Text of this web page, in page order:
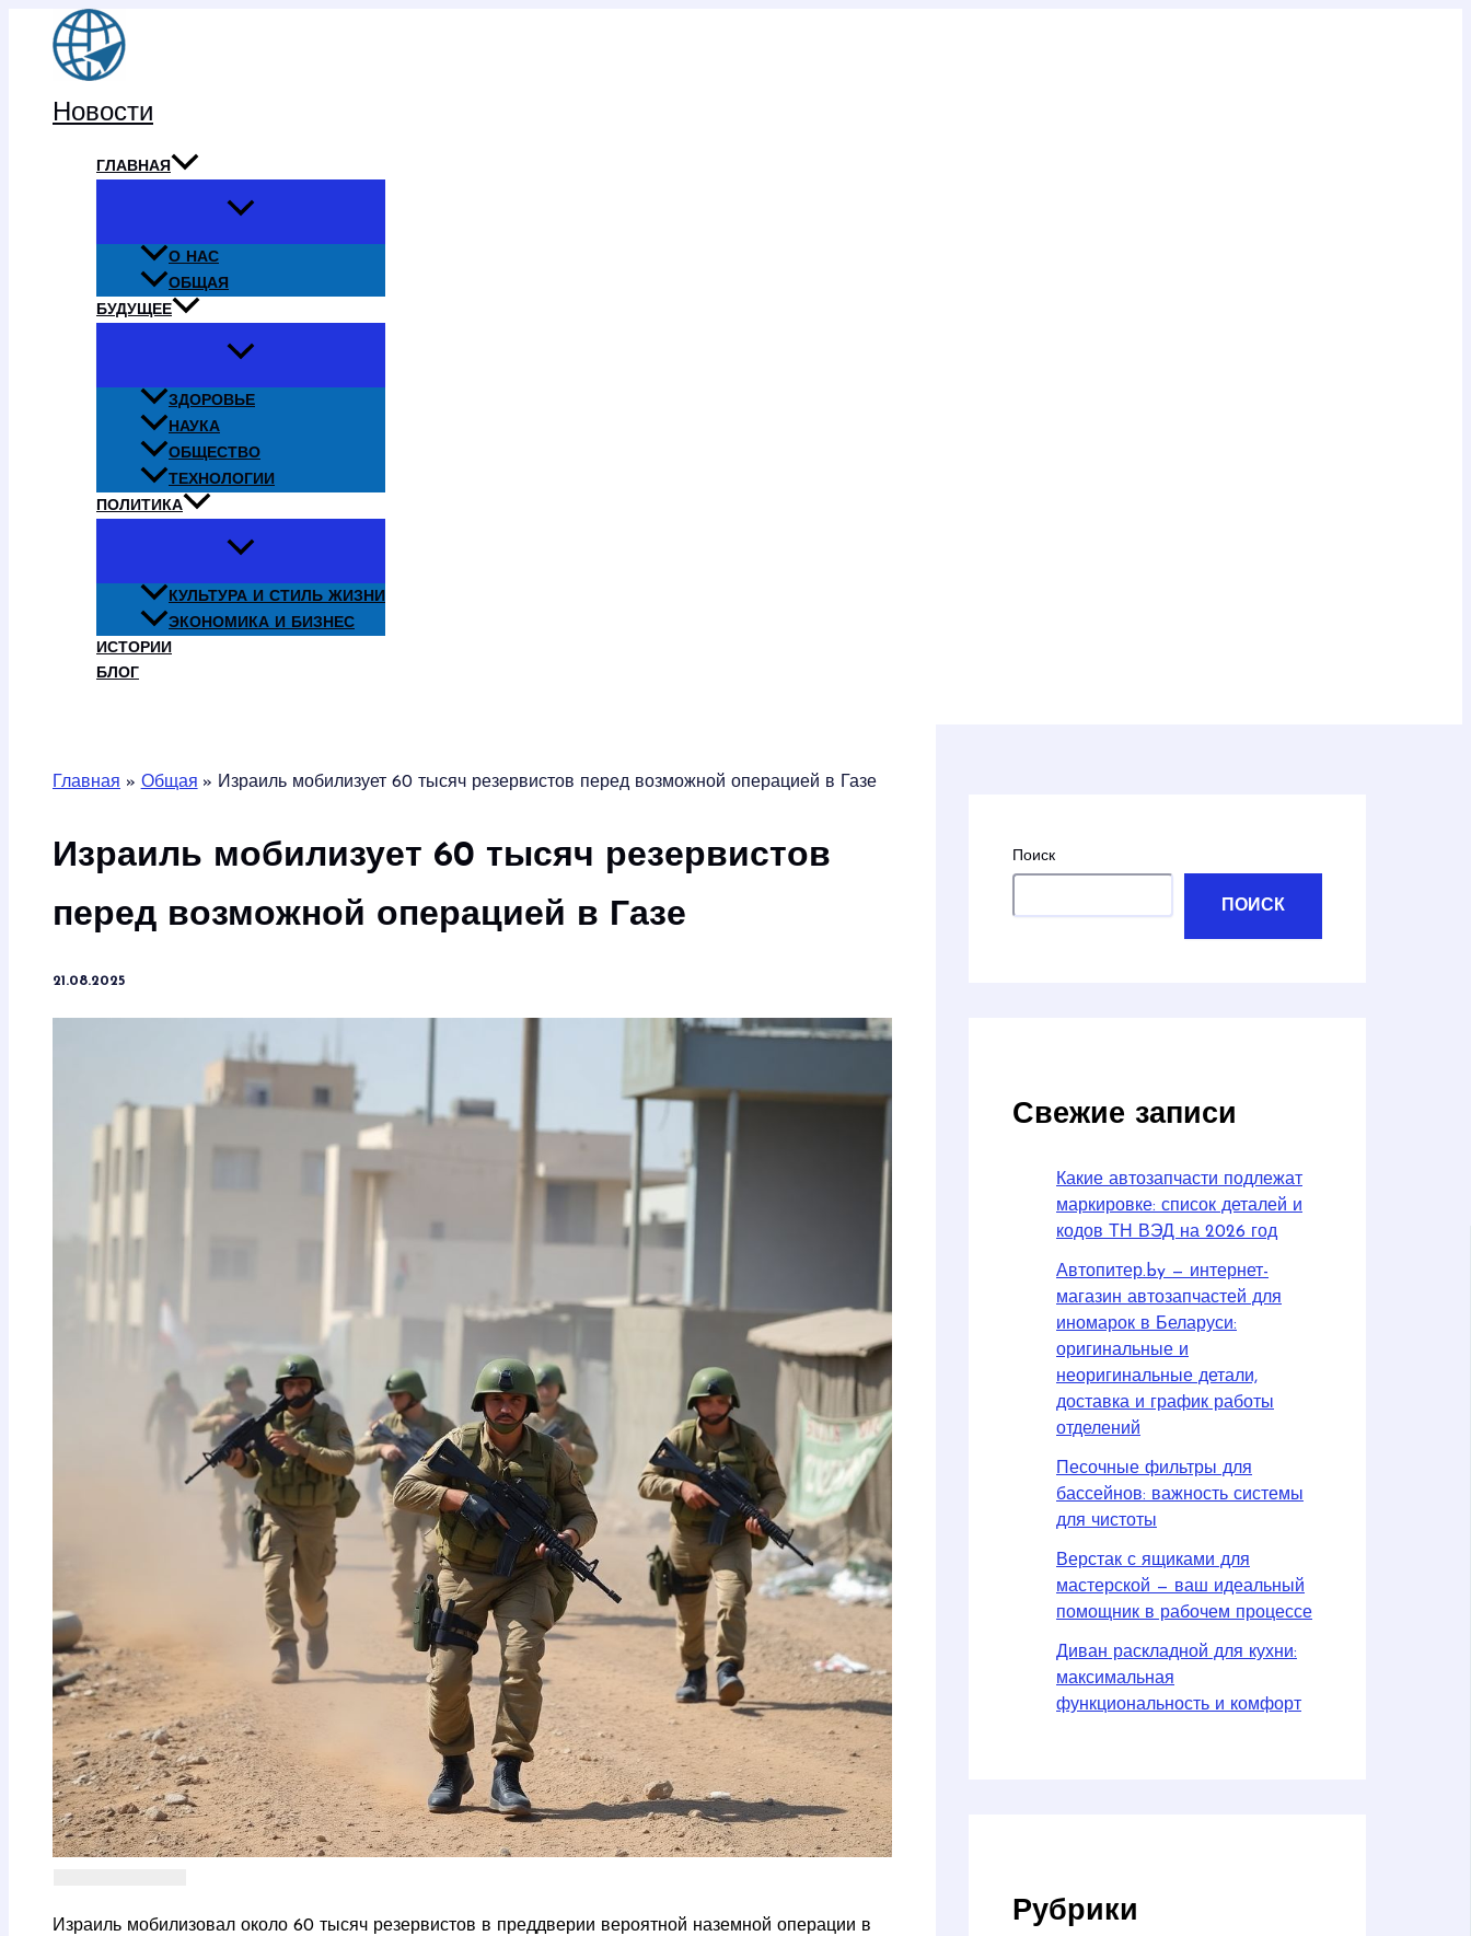
Перейти
содержимому
Новости
ГЛАВНАЯ
О НАС
ОБЩАЯ
БУДУЩЕЕ
ЗДОРОВЬЕ
НАУКА
ОБЩЕСТВО
ТЕХНОЛОГИИ
ПОЛИТИКА
КУЛЬТУРА И СТИЛЬ ЖИЗНИ
ЭКОНОМИКА И БИЗНЕС
ИСТОРИИ
БЛОГ
Главная Общая Израиль мобилизует 60 тысяч резервистов перед возможной операцией в Газе
Израиль мобилизует 60 тысяч резервистов
перед возможной операцией в Газе
21.08.2025
Израиль мобилизовал около 60 тысяч резервистов в преддверии вероятной наземной операции в
Поиск
ПОИСК
Свежие записи
Какие автозапчасти подлежат
маркировке: список деталей и
кодов ТН ВЭД на 2026 год
Автопитер.by — интернет-
магазин автозапчастей для
иномарок в Беларуси:
оригинальные и
неоригинальные детали,
доставка и график работы
отделений
Песочные фильтры для
бассейнов: важность системы
для чистоты
Верстак с ящиками для
мастерской — ваш идеальный
помощник в рабочем процессе
Диван раскладной для кухни:
максимальная
функциональность и комфорт
Рубрики